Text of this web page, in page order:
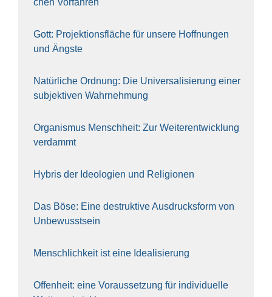
chen Vor­fah­ren
Gott: Pro­jek­ti­ons­flä­che für unse­re Hoff­nun­gen
und Ängs­te
Natür­li­che Ord­nung: Die Uni­ver­sa­li­sie­rung einer
sub­jek­ti­ven Wahr­neh­mung
Orga­nis­mus Mensch­heit: Zur Wei­ter­ent­wick­lung
ver­dammt
Hybris der Ideo­lo­gien und Reli­gio­nen
Das Böse: Eine destruk­ti­ve Aus­drucks­form von
Unbe­wusst­sein
Mensch­lich­keit ist eine Idea­li­sie­rung
Offen­heit: eine Vor­aus­set­zung für indi­vi­du­el­le